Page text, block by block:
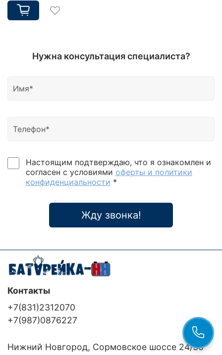
Нужна консультация специалиста?
Настоящим подтверждаю, что я ознакомлен и
согласен с условиями оферты и политики
конфиденциальности *
Жду звонка!
Контакты
+7(831)2312070
+7(987)0876227
Нижний Новгород, Сормовское шоссе 24/36